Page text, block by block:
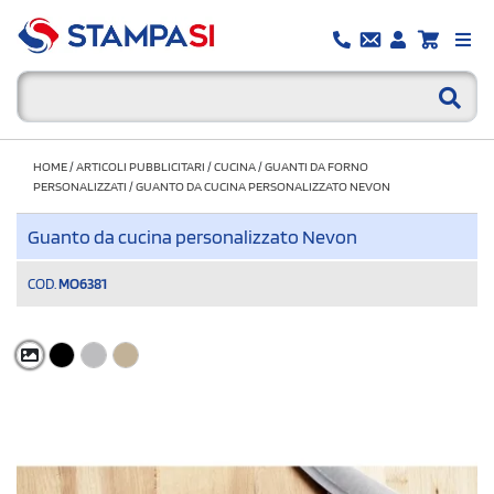
HOME/ARTICOLI PUBBLICITARI /CUCINA/GUANTI DA FORNO
PERSONALIZZATI /GUANTO DA CUCINA PERSONALIZZATO NEVON
Guanto da cucina personalizzato Nevon
COD. MO6381